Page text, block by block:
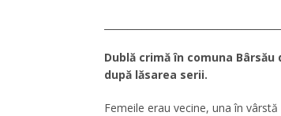
Dublă crimă în comuna
după lăsarea serii.
Femeile erau vecine, una în